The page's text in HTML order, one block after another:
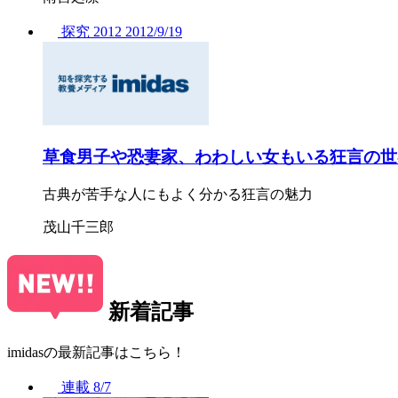
探究 2012 2012/9/19
草食男子や恐妻家、わわしい女もいる狂言の
古典が苦手な人にもよく分かる狂言の魅力
茂山千三郎
新着記事
imidasの最新記事はこちら！
連載 8/7